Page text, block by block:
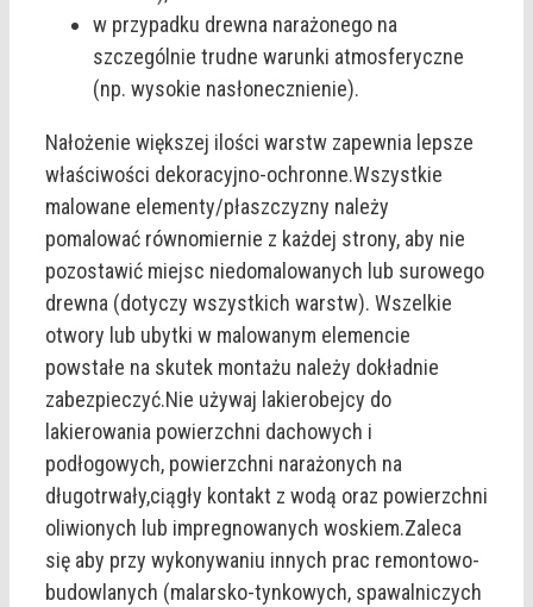
w przypadku drewna narażonego na
szczególnie trudne warunki atmosferyczne
(np. wysokie nasłonecznienie).
Nałożenie większej ilości warstw zapewnia lepsze
właściwości dekoracyjno-ochronne.Wszystkie
malowane elementy/płaszczyzny należy
pomalować równomiernie z każdej strony, aby nie
pozostawić miejsc niedomalowanych lub surowego
drewna (dotyczy wszystkich warstw). Wszelkie
otwory lub ubytki w malowanym elemencie
powstałe na skutek montażu należy dokładnie
zabezpieczyć.Nie używaj lakierobejcy do
lakierowania powierzchni dachowych i
podłogowych, powierzchni narażonych na
długotrwały,ciągły kontakt z wodą oraz powierzchni
oliwionych lub impregnowanych woskiem.Zaleca
się aby przy wykonywaniu innych prac remontowo-
budowlanych (malarsko-tynkowych, spawalniczych